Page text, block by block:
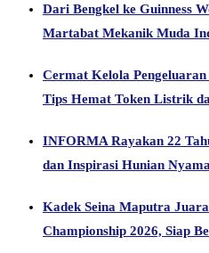
Dari Bengkel ke Guinness
Martabat Mekanik Muda
Cermat Kelola
Tips Hemat Token Listrik
INFORMA Rayakan 22
dan Inspirasi Hunian
Kadek Seina Maputra
Championship 2026, Siap